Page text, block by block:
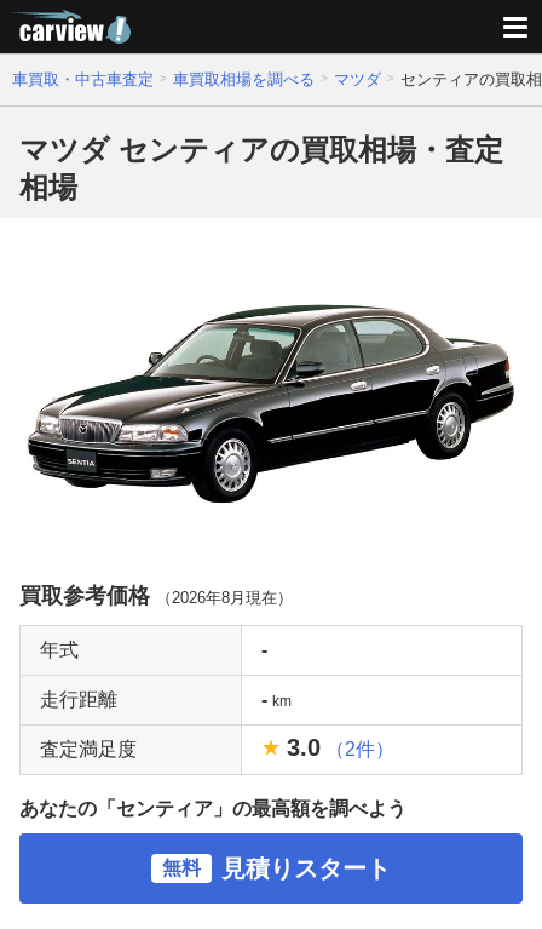
車買取・中古車査定 車買取相場を調べる マツダ センティアの買取
マツダ センティアの買取相場・査定
相場
買取参考価格 （ 2026年8月 現在）
年式 -
走行距離 - km
査定満足度 3.0 （2件）
あなたの「センティア」の最高額を調べよう
無料 見積りスタート